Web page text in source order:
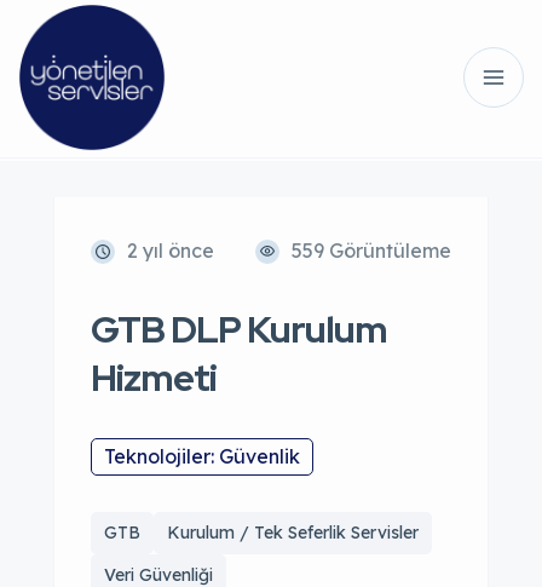
2 yıl önce 559 Görüntüleme
GTB DLP Kurulum
Hizmeti
Teknolojiler: Güvenlik
GTB
Kurulum / Tek Seferlik Servisler
Veri Güvenliği